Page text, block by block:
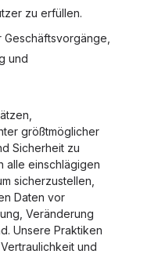
zu erfüllen.
und
größtmöglicher
Sicherheit zu
alle einschlägigen
sicherzustellen,
Daten vor
Veränderung
Unsere Praktiken
und